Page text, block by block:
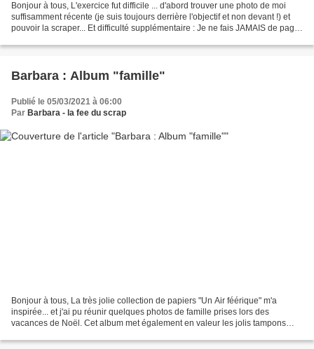
Bonjour à tous, L'exercice fut difficile ... d'abord trouver une photo de moi
suffisamment récente (je suis toujours derrière l'objectif et non devant !) et
pouvoir la scraper... Et difficulté supplémentaire : Je ne fais JAMAIS de page
Barbara : Album "famille"
Publié le 05/03/2021 à 06:00
Par Barbara - la fee du scrap
Bonjour à tous, La très jolie collection de papiers "Un Air féérique" m'a
inspirée... et j'ai pu réunir quelques photos de famille prises lors des
vacances de Noël. Cet album met également en valeur les jolis tampons